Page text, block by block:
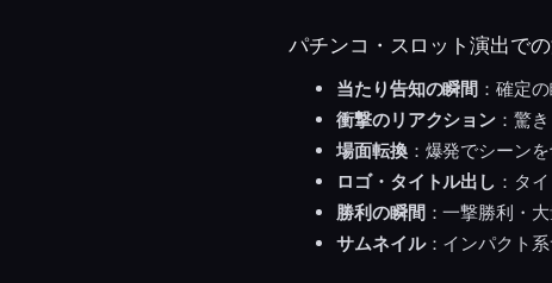
パチンコ・スロット演出で
当たり告知の瞬間 ：確定
衝撃のリアクション ：驚
場面転換：爆発でシーン
ロゴ・タイトル出し ：タ
勝利の瞬間：一撃勝利・
サムネイル：インパクト